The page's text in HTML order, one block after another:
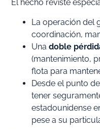
El hecho reviste
La operación del
coordinación,
Una doble
(mantenimiento,
flota para
Desde el punto
tener
estadounidense
pese a su